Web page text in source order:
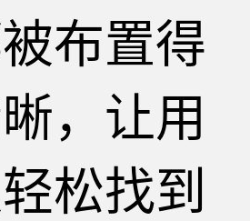
布置得
，让用
松找到